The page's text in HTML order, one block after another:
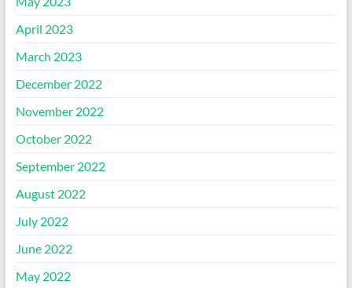
April 2023
March 2023
December 2022
November 2022
October 2022
September 2022
August 2022
July 2022
June 2022
May 2022